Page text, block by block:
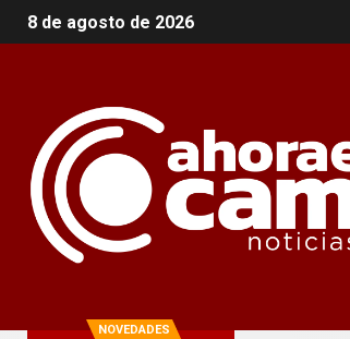
8 de agosto de 2026
NOVEDADES